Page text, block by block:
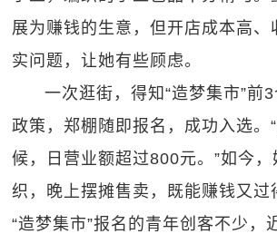
展为赚钱的生意，但开店成本高、
实问题，让她有些顾虑。
一次逛街，得知“造梦集市”前
政策，郑棚随即报名，成功入选。
候，日营业额超过800元。”如今
织，晚上摆摊售卖，既能赚钱又过
“造梦集市”报名的青年创客不少，